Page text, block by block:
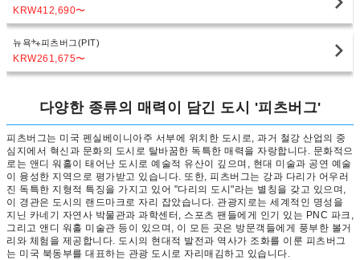
KRW412,690〜
뉴욕 피츠버그(PIT)
KRW261,675〜
다양한 종류의 매력이 담긴 도시 '피츠버그'
피츠버그는 미국 펜실베이니아주 서부에 위치한 도시로, 과거 철강 산업의 중
심지에서 혁신과 문화의 도시로 탈바꿈한 독특한 매력을 자랑합니다. 문화적으
로는 앤디 워홀이 태어난 도시로 예술적 유산이 깊으며, 현대 미술과 공연 예술
이 융성한 지역으로 평가받고 있습니다. 또한, 피츠버그는 강과 다리가 어우러
진 독특한 지형적 특징을 가지고 있어 "다리의 도시"라는 별칭을 갖고 있으며,
이 경관은 도시의 랜드마크로 자리 잡았습니다. 관광지로는 세계적인 명성을
지닌 카네기 자연사 박물관과 과학센터, 스포츠 팬들에게 인기 있는 PNC 파크,
그리고 앤디 워홀 미술관 등이 있으며, 이 모든 곳은 방문객들에게 풍부한 볼거
리와 체험을 제공합니다. 도시의 현대적 발전과 역사가 조화를 이룬 피츠버그
는 미국 북동부를 대표하는 관광 도시로 자리매김하고 있습니다.